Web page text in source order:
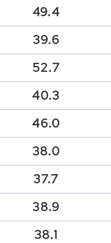
49.4
39.6
52.7
40.3
46.0
38.0
37.7
38.9
38.1